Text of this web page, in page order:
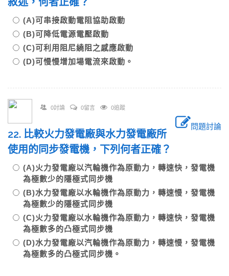
(A)可串接啟動電阻協助啟動
(B)可降低電源電壓啟動
(C)可利用阻尼繞阻之感應啟動
(D)可慢慢增加場電流來啟動。
0討論 0留言 0追蹤
問題討論
22. 比較火力發電廠與水力發電廠所
使用的同步發電機，下列何者正確？
(A)火力發電廠以汽輪機作為原動力，轉速快，發電機
為極數少的隱極式同步機
(B)水力發電廠以水輪機作為原動力，轉速慢，發電機
為極數少的隱極式同步機
(C)火力發電廠以水輪機作為原動力，轉速快，發電機
為極數多的凸極式同步機
(D)水力發電廠以汽輪機作為原動力，轉速慢，發電機
為極數多的凸極式同步機。